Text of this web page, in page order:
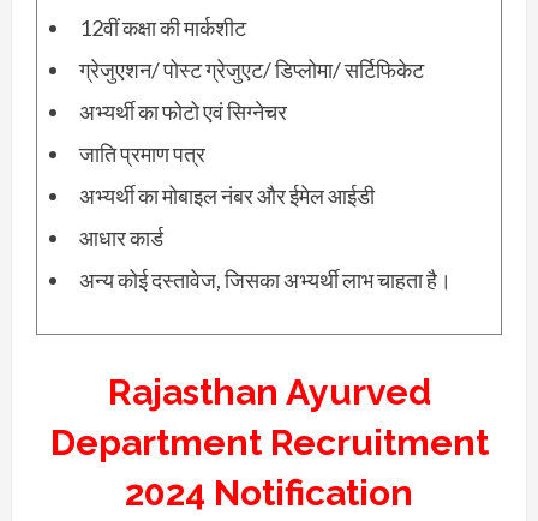
12वीं कक्षा की मार्कशीट
ग्रेजुएशन/ पोस्ट ग्रेजुएट/ डिप्लोमा/ सर्टिफिकेट
अभ्यर्थी का फोटो एवं सिग्नेचर
जाति प्रमाण पत्र
अभ्यर्थी का मोबाइल नंबर और ईमेल आईडी
आधार कार्ड
अन्य कोई दस्तावेज, जिसका अभ्यर्थी लाभ चाहता है।
Rajasthan Ayurved
Department Recruitment
2024 Notification